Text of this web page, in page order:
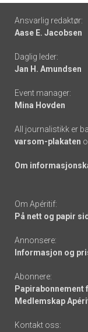
Footer
-
links
Ansvarlig redaktør:
Aase E. Jacobsen
Daglig leder:
Jan H. Amundsen
Event manager:
Mina Hovden
All journalistikk er
varsom-plakaten
Om
Om Apéritif:
På nett og papir
Annonsere:
Informasjon og
Abonnere:
Medlemskap
Kontakt oss: